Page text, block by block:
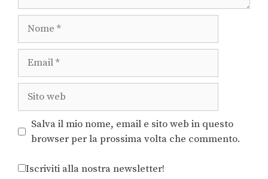
Salva il mio nome, email e sito web in questo
browser per la prossima volta che commento.
Iscriviti alla nostra newsletter!